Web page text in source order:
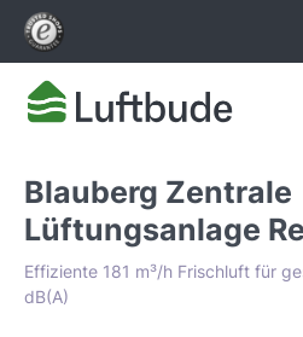
springen
Blauberg Zentrale
Lüftungsanlage
91% WRG
Effiziente 181 m³/h Frischluft für
dB(A)